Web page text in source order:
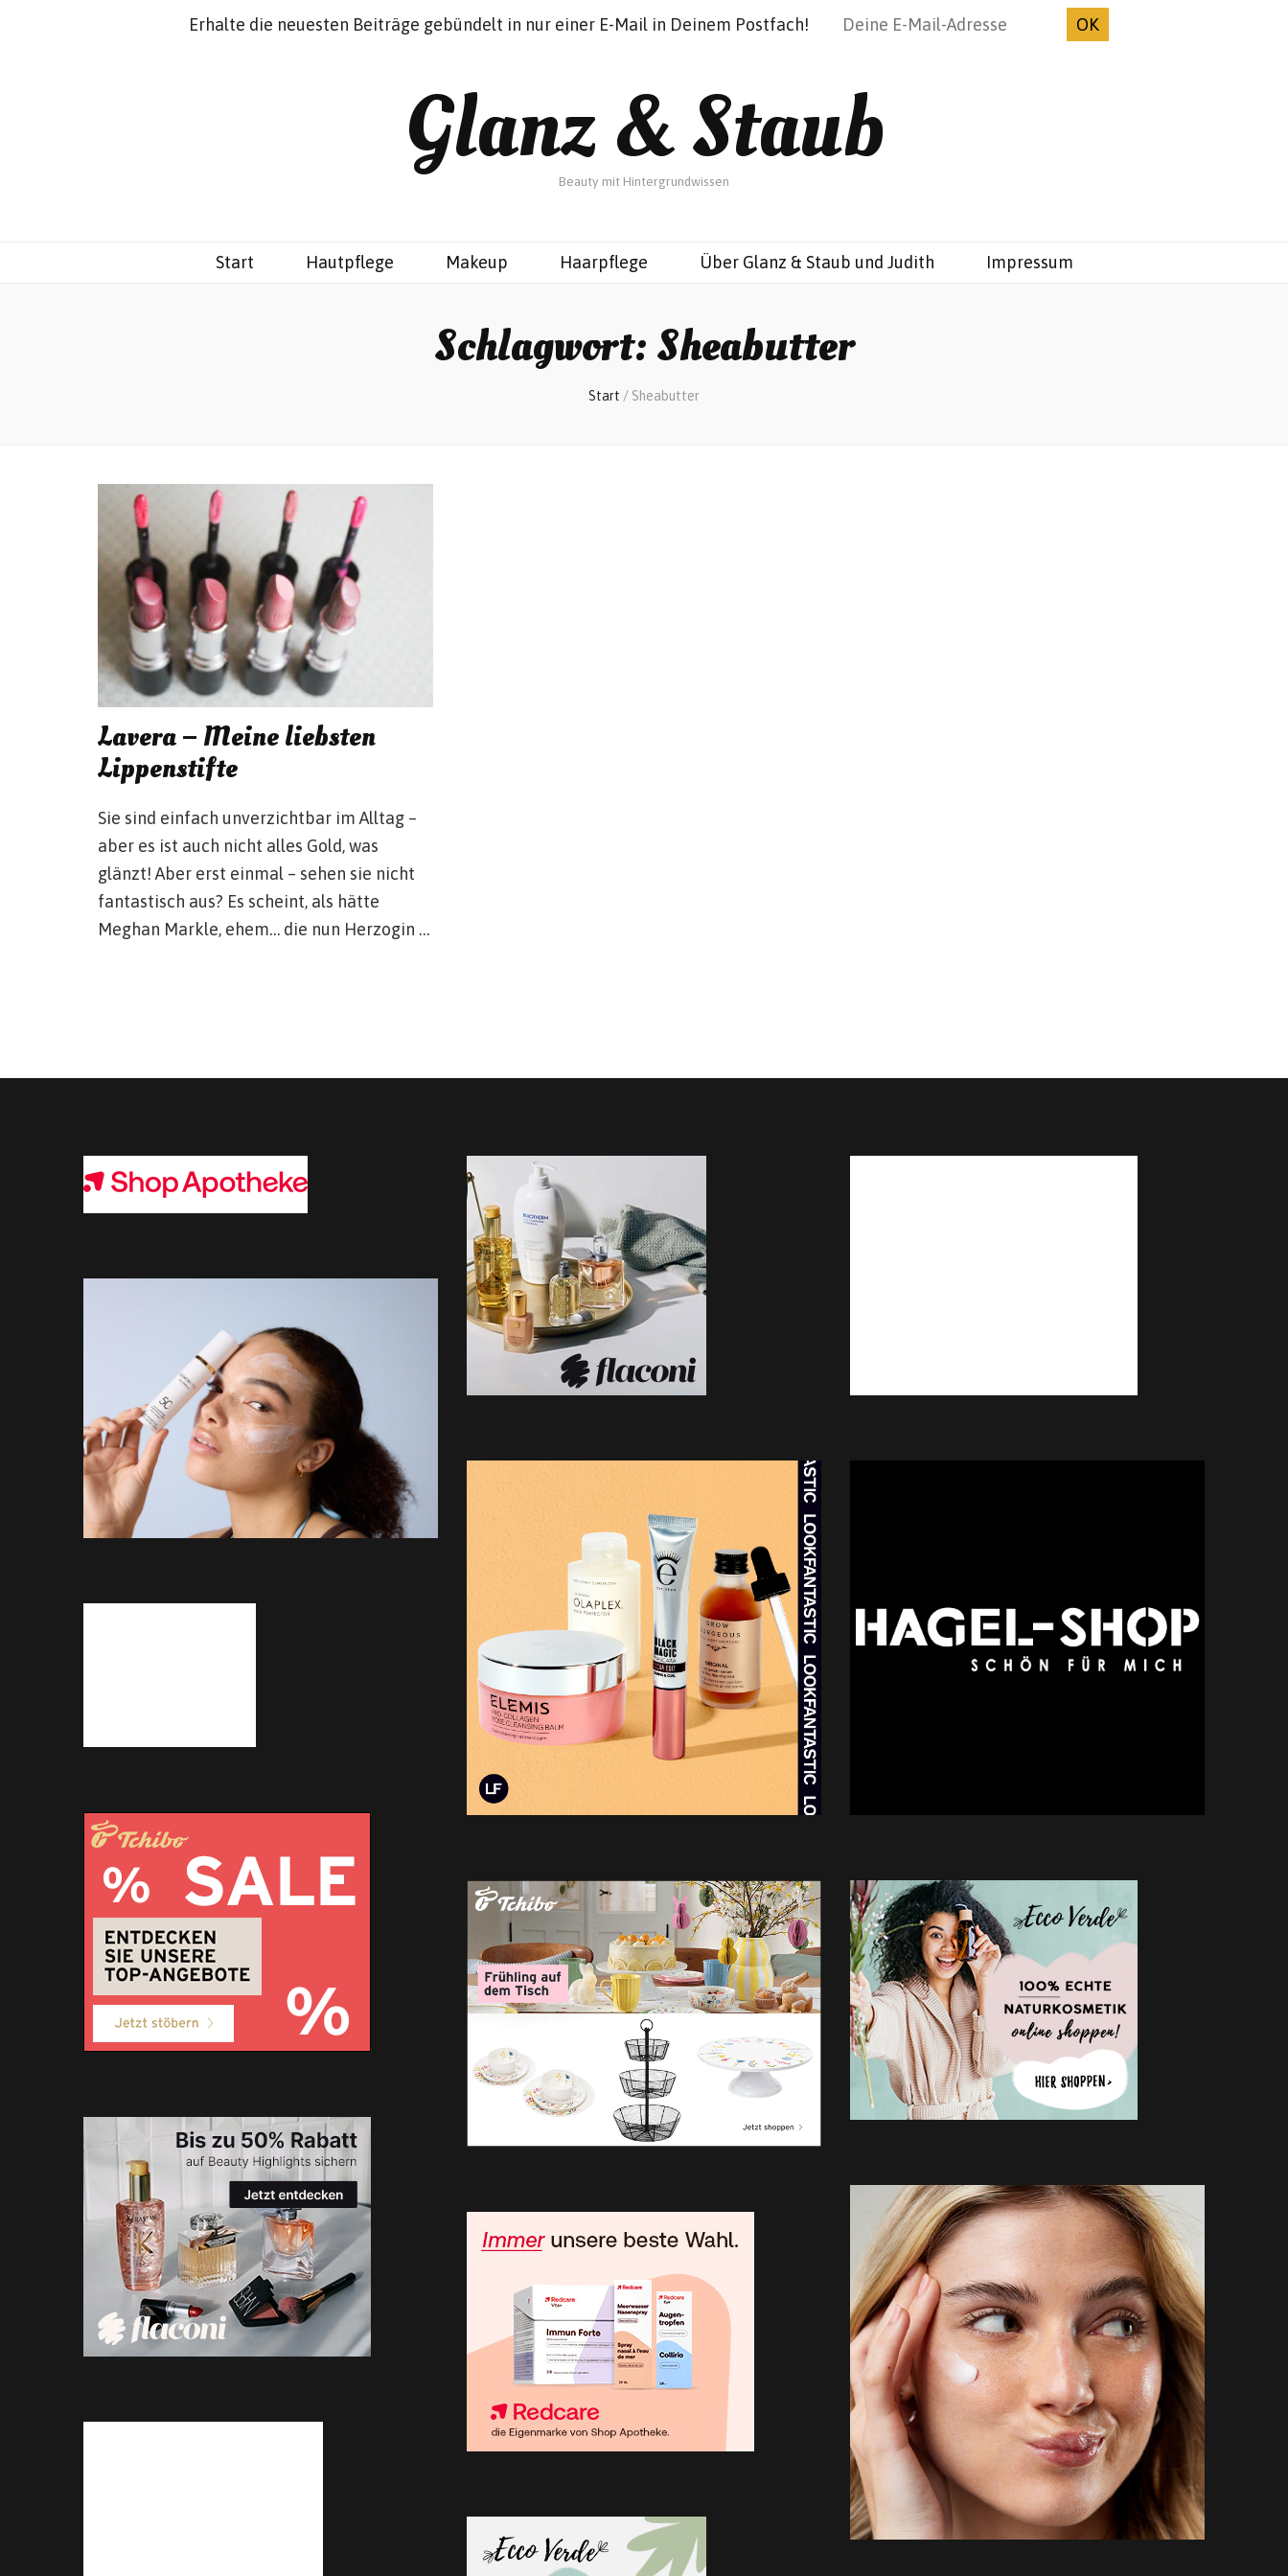
Datenschutz
Glanz & Staub
Beauty mit Hintergrundwissen
Start Hautpflege Makeup Haarpflege Über Glanz & Staub und Judith Impressum
Schlagwort:Sheabutter
Start / Sheabutter
Lavera – Meine liebsten
Lippenstifte
Sie sind einfach unverzichtbar im Alltag –
aber es ist auch nicht alles Gold, was
glänzt! Aber erst einmal – sehen sie nicht
fantastisch aus? Es scheint, als hätte
Meghan Markle, ehem… die nun Herzogin …
Erhalte die neuesten Beiträge gebündelt in nur einer E-Mail in Deinem Postfach!